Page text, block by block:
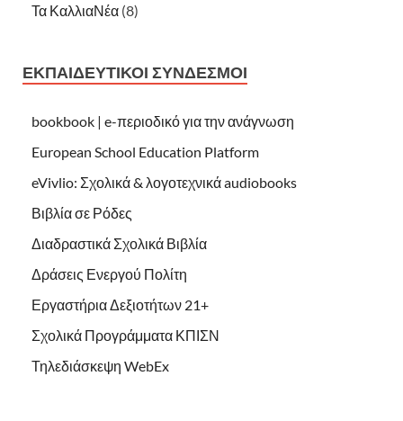
Τα ΚαλλιαΝέα (8)
ΕΚΠΑΙΔΕΥΤΙΚΟΊ ΣΎΝΔΕΣΜΟΙ
bookbook | e-περιοδικό για την ανάγνωση
European School Education Platform
eVivlio: Σχολικά & λογοτεχνικά audiobooks
Βιβλία σε Ρόδες
Διαδραστικά Σχολικά Βιβλία
Δράσεις Ενεργού Πολίτη
Εργαστήρια Δεξιοτήτων 21+
Σχολικά Προγράμματα ΚΠΙΣΝ
Τηλεδιάσκεψη WebEx